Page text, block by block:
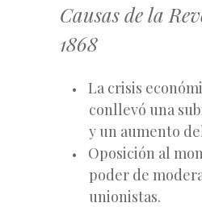
Causas de la
1868
La crisis
conllevó una
y un aumento
Oposición al
poder de
unionistas.